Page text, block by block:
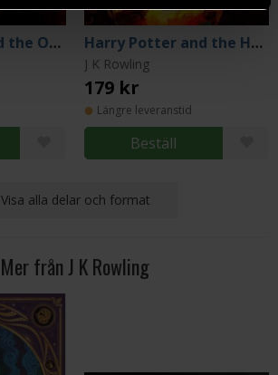
Harry Potter and the Order of the Phoenix Harry Potter and the Half-Blood Prince
J K Rowling
179 kr
Längre leveranstid
Beställ
Visa alla delar och format
Mer från J K Rowling